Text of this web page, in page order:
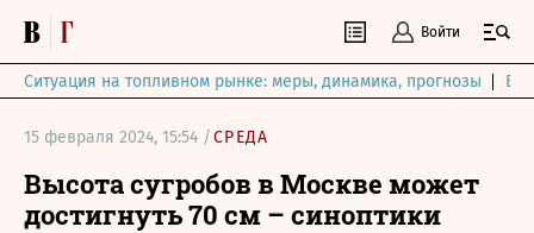
Войти
Ситуация на топливном рынке: меры, динамика, прогнозы
15 февраля 2024, 15:54 /СРЕДА
Высота сугробов в Москве может
достигнуть 70 см – синоптики